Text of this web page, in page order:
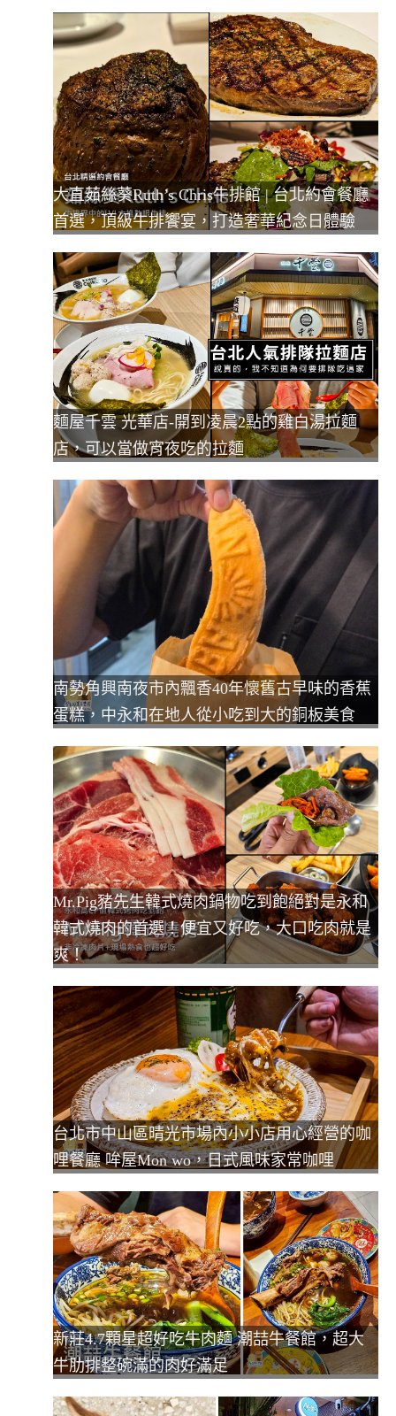
大直茹絲葵Ruth’s Chris牛排館 | 台北約會餐廳
首選，頂級牛排饗宴，打造奢華紀念日體驗
麵屋千雲 光華店-開到凌晨2點的雞白湯拉麵
店，可以當做宵夜吃的拉麵
南勢角興南夜市內飄香40年懷舊古早味的香蕉
蛋糕，中永和在地人從小吃到大的銅板美食
Mr.Pig豬先生韓式燒肉鍋物吃到飽絕對是永和
韓式燒肉的首選！便宜又好吃，大口吃肉就是
爽！
台北市中山區晴光市場內小小店用心經營的咖
哩餐廳 哞屋Mon wo，日式風味家常咖哩
新莊4.7顆星超好吃牛肉麵 潮喆牛餐館，超大
牛肋排整碗滿的肉好滿足